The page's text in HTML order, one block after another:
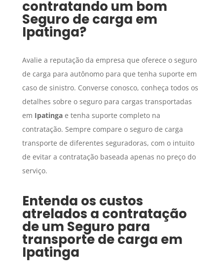
contratando um bom
Seguro de carga em
Ipatinga?
Avalie a reputação da empresa que oferece o seguro
de carga para autônomo para que tenha suporte em
caso de sinistro. Converse conosco, conheça todos os
detalhes sobre o seguro para cargas transportadas
em Ipatingae tenha suporte completo na
contratação. Sempre compare o seguro de carga
transporte de diferentes seguradoras, com o intuito
de evitar a contratação baseada apenas no preço do
serviço.
Entenda os custos
atrelados a contratação
de um Seguro para
transporte de carga em
Ipatinga